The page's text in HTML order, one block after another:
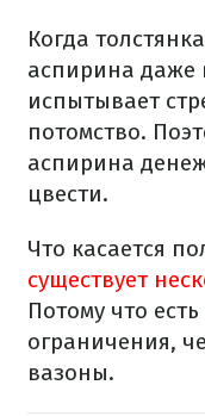
Когда
аспирина даже
испытывает
потомство.
аспирина
цвести.
Что касается
существует
Потому что
ограничения,
вазоны.